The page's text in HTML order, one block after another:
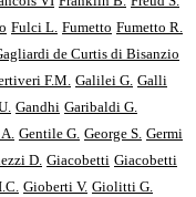
Fulci L. Fumetto Fumetto R.
de Curtis di Bisanzio
F.M. Galilei G. Galli
Gandhi Garibaldi G.
Gentile G. George S. Germi
D. Giacobetti Giacobetti
Gioberti V. Giolitti G.